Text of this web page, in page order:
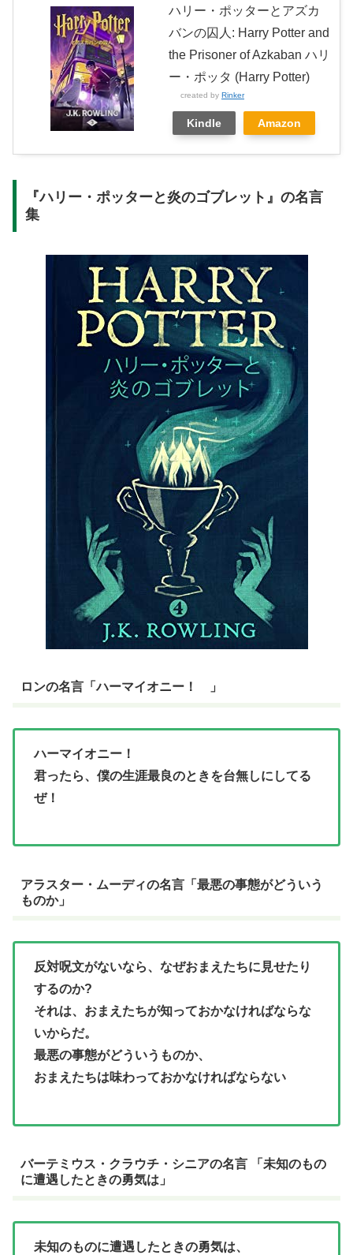
ハリー・ポッターとアズカ
バンの囚人: Harry Potter and
the Prisoner of Azkaban ハリ
ー・ポッタ (Harry Potter)
created by Rinker
Kindle Amazon
『ハリー・ポッターと炎のゴブレット』の名言
集
ロンの名言「ハーマイオニー！ 」
ハーマイオニー！
君ったら、僕の生涯最良のときを台無しにしてる
ぜ！
アラスター・ムーディの名言「最悪の事態がどういう
ものか」
反対呪文がないなら、なぜおまえたちに見せたり
するのか?
それは、おまえたちが知っておかなければならな
いからだ。
最悪の事態がどういうものか、
おまえたちは味わっておかなければならない
バーテミウス・クラウチ・シニアの名言 「未知のもの
に遭遇したときの勇気は」
未知のものに遭遇したときの勇気は、